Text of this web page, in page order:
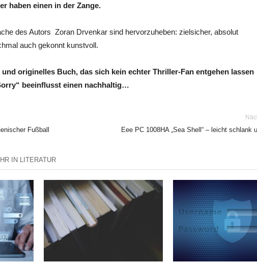
haben einen in der Zange.
des Autors Zoran Drvenkar sind hervorzuheben: zielsicher, absolut
auch gekonnt kunstvoll.
originelles Buch, das sich kein echter Thriller-Fan entgehen lassen
beeinflusst einen nachhaltig…
Fußball Eee PC 1008HA „Sea Shell“ – leicht schlank
IN LITERATUR